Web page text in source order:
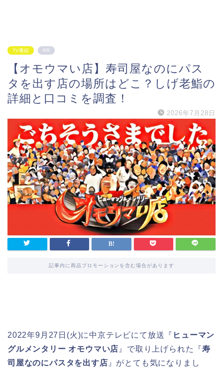
TV番組 PR
【オモウマい店】寿司屋なのにパス
タを出す店の場所はどこ？しげ老鮨の
詳細と口コミを調査！
2026年7月28日
記事内に商品プロモーションを含む場合があります
2022年9月27日(火)に中京テレビにて放送『 ヒューマン
グルメンタリー オモウマい店 』で取り上げられた『寿
司屋なのにパスタを出す店 』がとても気になりまし